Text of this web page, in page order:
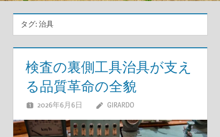
タグ: 治具
検査の裏側工具治具が支え
る品質革命の全貌
2026年6月6日 GIRARDO